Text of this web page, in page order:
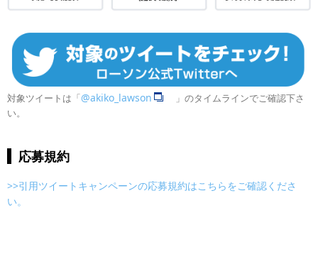
対象ツイートは「@akiko_lawson
」のタイムラインでご確認下さ
い。
応募規約
>>引用ツイートキャンペーンの応募規約はこちらをご確認くださ
い。